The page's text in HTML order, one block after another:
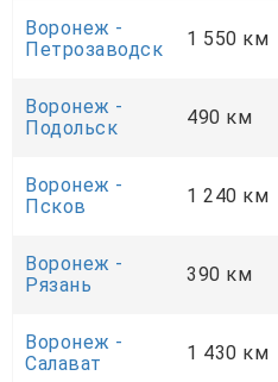
Воронеж -
Петрозаводск
1 550 км
Воронеж -
Подольск
490 км
Воронеж -
Псков
1 240 км
Воронеж -
Рязань
390 км
Воронеж -
Салават
1 430 км